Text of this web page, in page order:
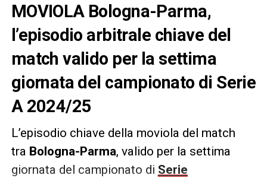
MOVIOLA Bologna-Parma,
l’episodio arbitrale chiave del
match valido per la settima
giornata del campionato di Serie
A 2024/25
L’episodio chiave della moviola del match
tra Bologna-Parma, valido per la settima
giornata del campionato di Serie